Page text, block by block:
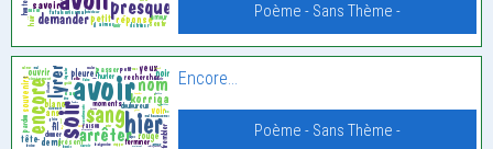
Poème - Sans Thème -
Encore…
Poème - Sans Thème -